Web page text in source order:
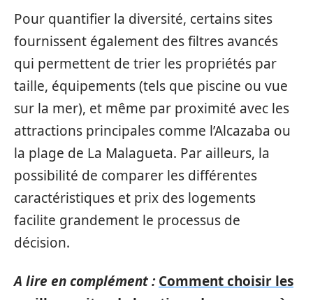
Pour quantifier la diversité, certains sites
fournissent également des filtres avancés
qui permettent de trier les propriétés par
taille, équipements (tels que piscine ou vue
sur la mer), et même par proximité avec les
attractions principales comme l’Alcazaba ou
la plage de La Malagueta. Par ailleurs, la
possibilité de comparer les différentes
caractéristiques et prix des logements
facilite grandement le processus de
décision.
A lire en complément : Comment choisir les